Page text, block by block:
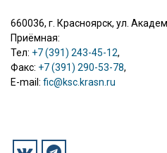
660036, г. Красноярск, ул.
Приёмная:
Тел: +7 (391) 243-45-12,
Факс: +7 (391) 290-53-78,
E-mail: fic@ksc.krasn.ru